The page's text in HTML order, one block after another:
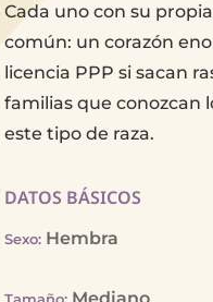
Cada uno con su
común: un corazón
licencia PPP si sacan
familias que conozcan
este tipo de raza.
DATOS BÁSICOS
Sexo: Hembra